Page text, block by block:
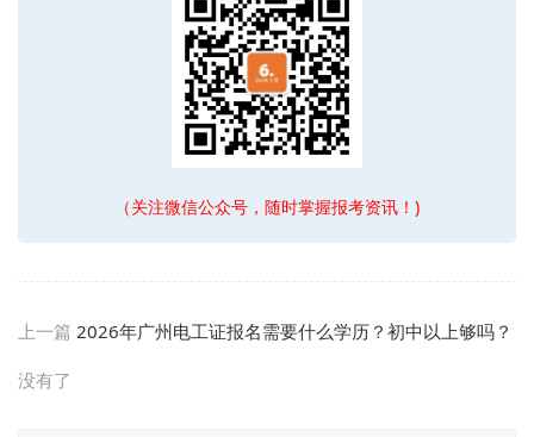
（关注微信公众号，随时掌握报考资讯！)
上一篇 2026年广州电工证报名需要什么学历？初中以上够吗？
没有了